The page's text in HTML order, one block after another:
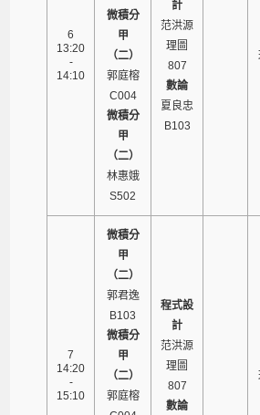
6
13:20
-
14:10
微積分
甲
（二）
郭庭榕
C004
微積分
甲
（二）
林惠娥
S502
計
范洪源
理圖
807
數論
夏良忠
B103
7
14:20
-
15:10
微積分
甲
（二）
郭君逸
B103
微積分
甲
（二）
郭庭榕
程式設
計
范洪源
理圖
807
數論